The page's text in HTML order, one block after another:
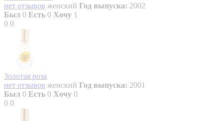
нет отзывов женский Год выпуска: 2002
Был 0 Есть 0 Хочу 1
0 0
Золотая роза
нет отзывов женский Год выпуска: 2001
Был 0 Есть 0 Хочу 0
0 0